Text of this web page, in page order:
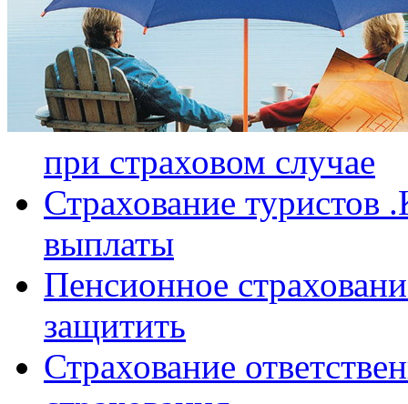
при страховом случае
Страхование туристов
выплаты
Пенсионное
защитить
Страхование